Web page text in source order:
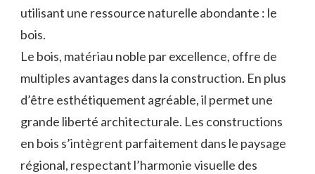
utilisant une ressource⁣ naturelle abondante :​ le
bois.
Le bois, matériau noble par excellence, offre de
multiples ⁢avantages dans la ⁤construction. En plus⁢
d’être esthétiquement agréable,​ il permet une
grande liberté architecturale. Les⁣ constructions
‍en bois ⁣s’intègrent parfaitement dans‍ le paysage
régional, respectant l’harmonie visuelle des